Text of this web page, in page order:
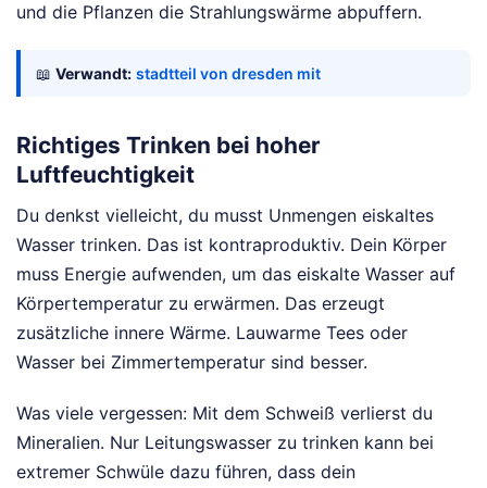
und die Pflanzen die Strahlungswärme abpuffern.
📖 Verwandt: stadtteil von dresden mit
Richtiges Trinken bei hoher
Luftfeuchtigkeit
Du denkst vielleicht, du musst Unmengen eiskaltes
Wasser trinken. Das ist kontraproduktiv. Dein Körper
muss Energie aufwenden, um das eiskalte Wasser auf
Körpertemperatur zu erwärmen. Das erzeugt
zusätzliche innere Wärme. Lauwarme Tees oder
Wasser bei Zimmertemperatur sind besser.
Was viele vergessen: Mit dem Schweiß verlierst du
Mineralien. Nur Leitungswasser zu trinken kann bei
extremer Schwüle dazu führen, dass dein